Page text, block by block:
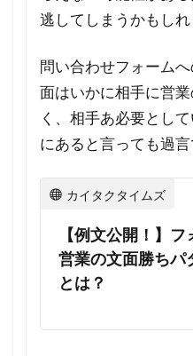
せフ
の営
業文
面を
送付
際
どの
よう
なア
逃してしまうかもしれ
問い合わせフォーム
面はいかに相手に営
く、相手あ必要とし
にあると言っても過言
カイタクタイムズ
【例文公開！】フ
営業の文面勝ちパ
とは？